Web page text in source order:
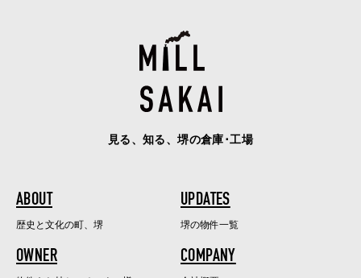
見る、知る、堺の倉庫･工場
ABOUT
歴史と文化の町、堺
UPDATES
堺の物件一覧
OWNER COMPANY